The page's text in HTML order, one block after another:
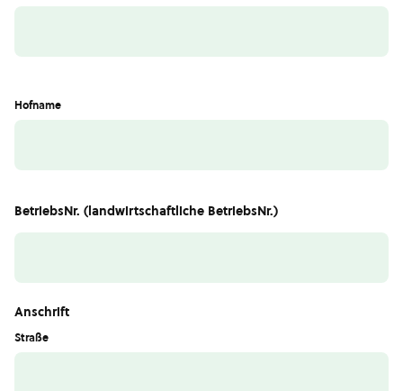
Hofname
BetriebsNr. (landwirtschaftliche BetriebsNr.)
Anschrift
Straße